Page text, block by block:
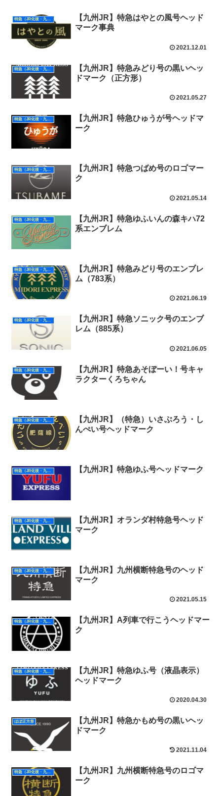
特急（JR化後・九州）
【九州JR】特急はやとの風号ヘッド
マーク事典
2021.12.01
特急（JR化後・九州）
【九州JR】特急みどり号の黒いヘッ
ドマーク（正方形）
2021.05.27
特急（JR化後・九州）
【九州JR】特急ひゅうが号ヘッドマ
ーク
特急（JR化後・九州）
【九州JR】特急つばめ号のロゴマー
ク
2021.05.14
特急（JR化後・九州）
【九州JR】特急ゆふいんの森キハ72
系エンブレム
特急（JR化後・九州）
【九州JR】特急みどり号のエンブレ
ム（783系）
2021.06.19
【九州JR】特急ソニック号のエンブ
レム（885系）
2021.06.05
特急（JR化後・九州）
【九州JR】特急あそぼーい！号キャ
ラクターくろちゃん
特急（JR化後・九州）
【九州JR】（特急）いさぶろう・し
んぺい号ヘッドマーク
【九州JR】特急ゆふ号ヘッドマーク
特急（JR化後・九州）
【九州JR】オランダ村特急号ヘッド
マーク
特急（JR化後・九州）
【九州JR】九州横断特急号のヘッド
マーク
2021.05.15
【九州JR】A列車で行こうヘッドマー
ク
特急（JR化後・九州）
【九州JR】特急ゆふ号（液晶表示）
ヘッドマーク
2020.04.30
ほぼ正方形
【九州JR】特急かもめ号の黒いヘッ
ドマーク
2021.11.04
【九州JR】九州横断特急号のロゴマ
ーク